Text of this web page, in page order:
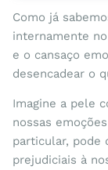
Como já
internamente
e o cansaço
desencadear o
Imagine a pele
nossas
particular, pode
prejudiciais à